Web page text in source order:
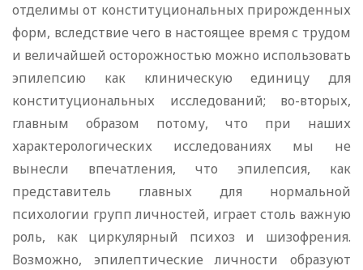
отделимы от конституциональных прирожденных
форм, вследствие чего в настоящее время с трудом
и величайшей осторожностью можно использовать
эпилепсию как клиническую единицу для
конституциональных исследований; во-вторых,
главным образом потому, что при наших
характерологических исследованиях мы не
вынесли впечатления, что эпилепсия, как
представитель главных для нормальной
психологии групп личностей, играет столь важную
роль, как циркулярный психоз и шизофрения.
Возможно, эпилептические личности образуют